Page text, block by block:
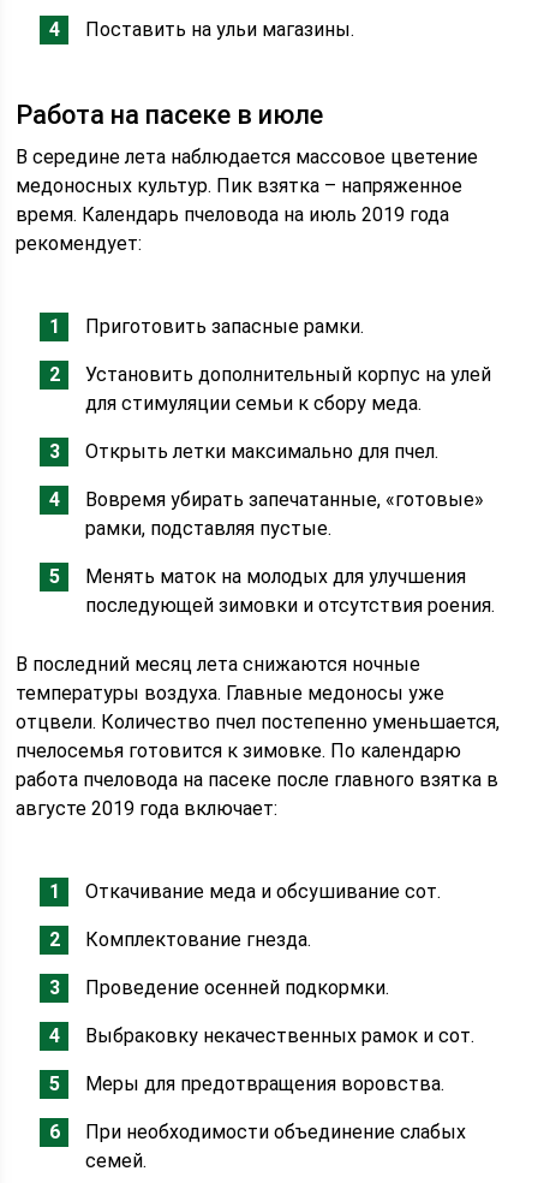
Поставить на ульи магазины.
Работа на пасеке в июле
В середине лета наблюдается массовое цветение
медоносных культур. Пик взятка – напряженное
время. Календарь пчеловода на июль 2019 года
рекомендует:
Приготовить запасные рамки.
Установить дополнительный корпус на улей
для стимуляции семьи к сбору меда.
Открыть летки максимально для пчел.
Вовремя убирать запечатанные, «готовые»
рамки, подставляя пустые.
Менять маток на молодых для улучшения
последующей зимовки и отсутствия роения.
В последний месяц лета снижаются ночные
температуры воздуха. Главные медоносы уже
отцвели. Количество пчел постепенно уменьшается,
пчелосемья готовится к зимовке. По календарю
работа пчеловода на пасеке после главного взятка в
августе 2019 года включает:
Откачивание меда и обсушивание сот.
Комплектование гнезда.
Проведение осенней подкормки.
Выбраковку некачественных рамок и сот.
Меры для предотвращения воровства.
При необходимости объединение слабых
семей.